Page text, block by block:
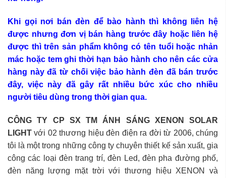
Khi gọi nơi bán đèn để bào hành thì không liên hệ
được nhưng đơn vị bán hàng trước đây hoặc liên hệ
được thì trên sản phẩm không có tên tuổi hoặc nhản
mác hoặc tem ghi thời hạn bảo hành cho nên các cửa
hàng này đã từ chối việc bảo hành đèn đã bán trước
đây, việc này đã gây rất nhiều bức xúc cho nhiều
người tiêu dùng trong thời gian qua.
CÔNG TY CP SX TM ÁNH SÁNG XENON SOLAR
LIGHT với 02 thương hiệu đèn điện ra đời từ 2006, chúng
tôi là một trong những công ty chuyên thiết kế sản xuất, gia
công các loại đèn trang trí, đèn Led, đèn pha đường phố,
đèn năng lượng mặt trời với thương hiệu XENON và